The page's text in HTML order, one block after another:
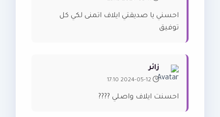
احسني يا صديقتي ايلاف اتمنى لكي كل
توفيق
زائر
احسنت ايلاف واصلي ????